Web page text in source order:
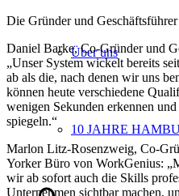
Über uns
10 JAHRE
Die Gründer und
Daniel Barke, Co-Gründer und
„Unser System wickelt bereits
ab als die, nach denen wir uns
können heute verschiedene
wenigen Sekunden erkennen
spiegeln.“
Marlon Litz-Rosenzweig, Co-
Yorker Büro von WorkGenius:
wir ab sofort auch die Skills
Unternehmen sichtbar machen,